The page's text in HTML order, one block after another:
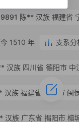
1510 年 支系分
汉族 四川省 德阳市 中
汉族 福建省 福州市 闽
汉族 广东省 揭阳市 榕
陈** 汉族 福建省